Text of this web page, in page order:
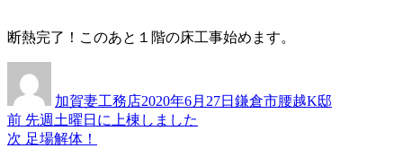
断熱完了！このあと１階の床工事始めます。
者加賀妻工務店日:
2020年6月27日ゴ
鎌倉市腰越K邸
投
稿
前 過
去
先週土曜日に上棟しました
次 次
足場解体！